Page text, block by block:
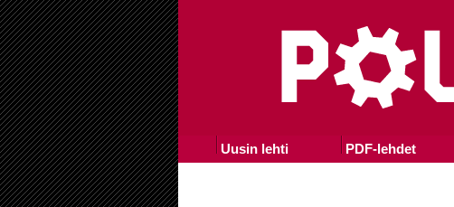
Uusin lehti PDF-lehdet